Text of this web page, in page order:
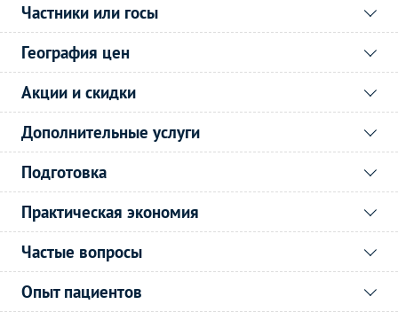
Частники или госы
География цен
Акции и скидки
Дополнительные услуги
Подготовка
Практическая экономия
Частые вопросы
Опыт пациентов